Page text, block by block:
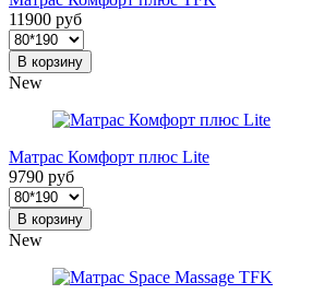
11900 руб
В корзину
New
Матрас Комфорт плюс Lite
9790 руб
В корзину
New